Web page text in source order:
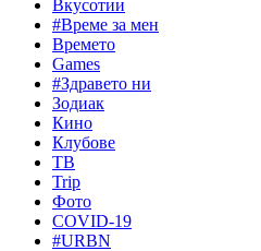
Вкусотии
#Време за мен
Времето
Games
#Здравето ни
Зодиак
Кино
Клубове
ТВ
Trip
Фото
COVID-19
#URBN